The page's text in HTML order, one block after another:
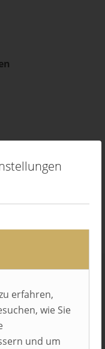
erfahren,
wie Sie
und um